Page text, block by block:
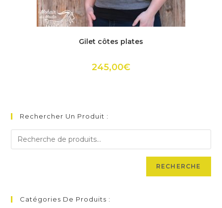
Ce
a
Les
options
Gilet côtes plates
245,00€
Rechercher Un Produit :
RECHERCHE
Catégories De Produits :